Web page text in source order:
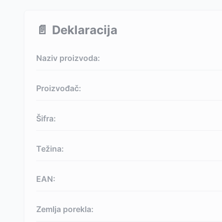
📄 Deklaracija
Naziv proizvoda:
Proizvođač:
Šifra:
Težina:
EAN:
Zemlja porekla: